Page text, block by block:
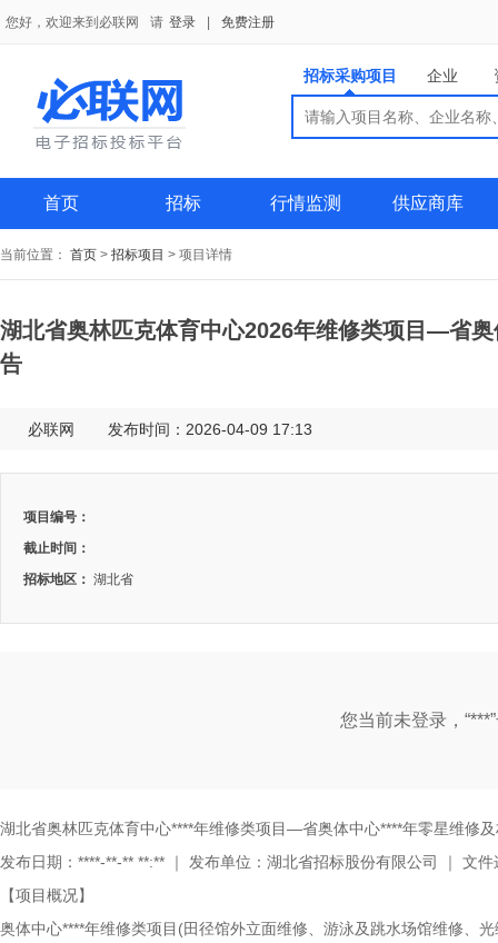
您好，欢迎来到必联网 请 登录 免费注册
招标采购项目 企业
首页 招标 行情监测 供应商库
当前位置： 首页 > 招标项目 > 项目详情
湖北省奥林匹克体育中心2026年维修类项目—省
告
必联网 发布时间：2026-04-09 17:13
项目编号：
截止时间：
招标地区： 湖北省
您当前未登录，
湖北省奥林匹克体育中心****年维修类项目—省奥体中心****年零星维修
发布日期：****-**-** **:** ｜ 发布单位：湖北省招标股份有限公司 ｜ 文件
【项目概况】
奥体中心****年维修类项目(田径馆外立面维修、游泳及跳水场馆维修、